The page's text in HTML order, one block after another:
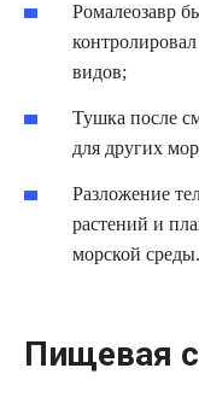
Ромалеозавр
видов;
Тушка после
для других
Разложение
растений и
морской среды.
Пищевая